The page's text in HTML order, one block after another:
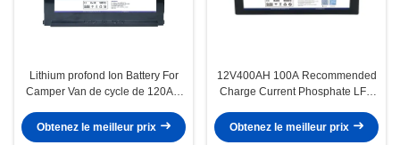
Lithium profond Ion Battery For
Camper Van de cycle de 120AH
Obtenez le meilleur prix
12V400AH 100A Recommended
Charge Current Phosphate LFP
Performance
Obtenez le meilleur prix